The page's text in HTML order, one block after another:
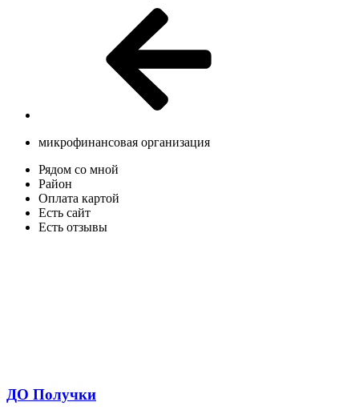
микрофинансовая организация
Рядом со мной
Район
Оплата картой
Есть сайт
Есть отзывы
ДО Получки